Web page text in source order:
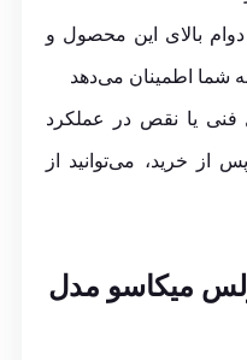
دوام بالای این محصول و
اطمینان می‌دهد
یا نقص در عملکرد
طی مدت ۱۲ ماه پس از خرید، می‌توانید از
میکاسو مدل